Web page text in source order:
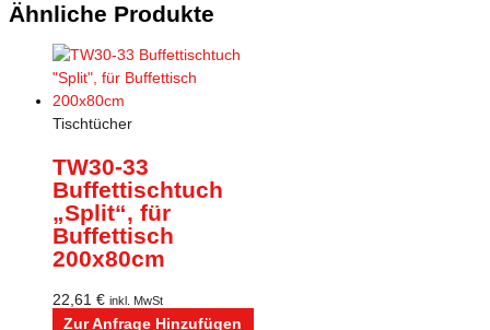
Ähnliche Produkte
Tischtücher
TW30-33
Buffettischtuch
„Split“, für
Buffettisch
200x80cm
22,61 € inkl. MwSt
Zur Anfrage Hinzufügen